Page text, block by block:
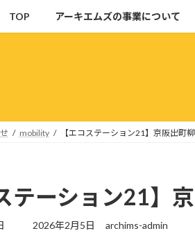
TOP アーキエムズの事業について
mobility 【エコステーション21】京阪出町
テーション21】
最
2026年2月5日 archims-admin